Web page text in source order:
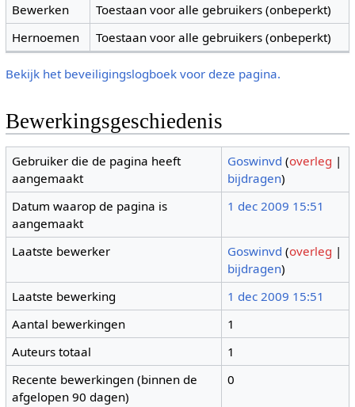
Bewerken
Toestaan voor alle gebruikers (onbeperkt)
Hernoemen
Toestaan voor alle gebruikers (onbeperkt)
Bekijk het beveiligingslogboek voor deze pagina.
Bewerkingsgeschiedenis
Gebruiker die de pagina heeft
aangemaakt
Goswinvd (overleg |
bijdragen)
Datum waarop de pagina is
aangemaakt
1 dec 2009 15:51
Laatste bewerker Goswinvd (overleg |
bijdragen)
Laatste bewerking
1 dec 2009 15:51
Aantal bewerkingen
1
Auteurs totaal
1
Recente bewerkingen (binnen de
afgelopen 90 dagen)
0